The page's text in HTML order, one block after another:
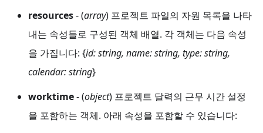
resources- (array) 프로젝트 파일의 자원 목록을 나타
내는 속성들로 구성된 객체 배열. 각 객체는 다음 속성
을 가집니다: {id: string, name: string, type: string,
calendar: string}
worktime- (object) 프로젝트 달력의 근무 시간 설정
을 포함하는 객체. 아래 속성을 포함할 수 있습니다: